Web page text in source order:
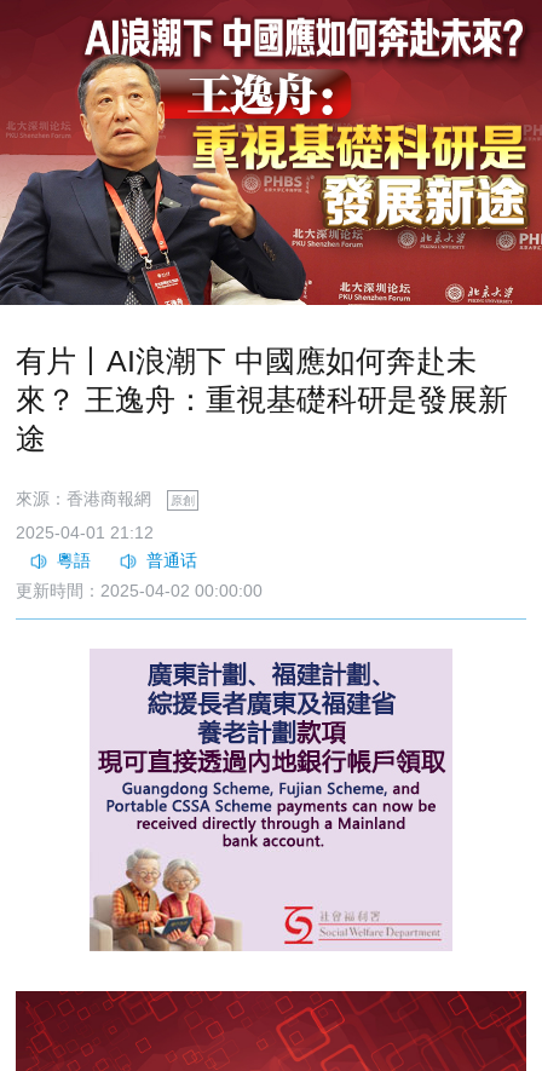
有片丨AI浪潮下 中國應如何奔赴未
來？ 王逸舟：重視基礎科研是發展新
途
來源：香港商報網 原創
2025-04-01 21:12
更新時間：2025-04-02 00:00:00